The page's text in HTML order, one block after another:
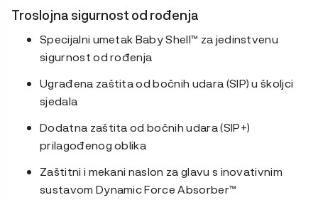
Troslojna sigurnost od rođenja
Specijalni umetak Baby Shell™ za jedinstvenu
sigurnost od rođenja
Ugrađena zaštita od bočnih udara (SIP) u školjci
sjedala
Dodatna zaštita od bočnih udara (SIP+)
prilagođenog oblika
Zaštitni i mekani naslon za glavu s inovativnim
sustavom Dynamic Force Absorber™